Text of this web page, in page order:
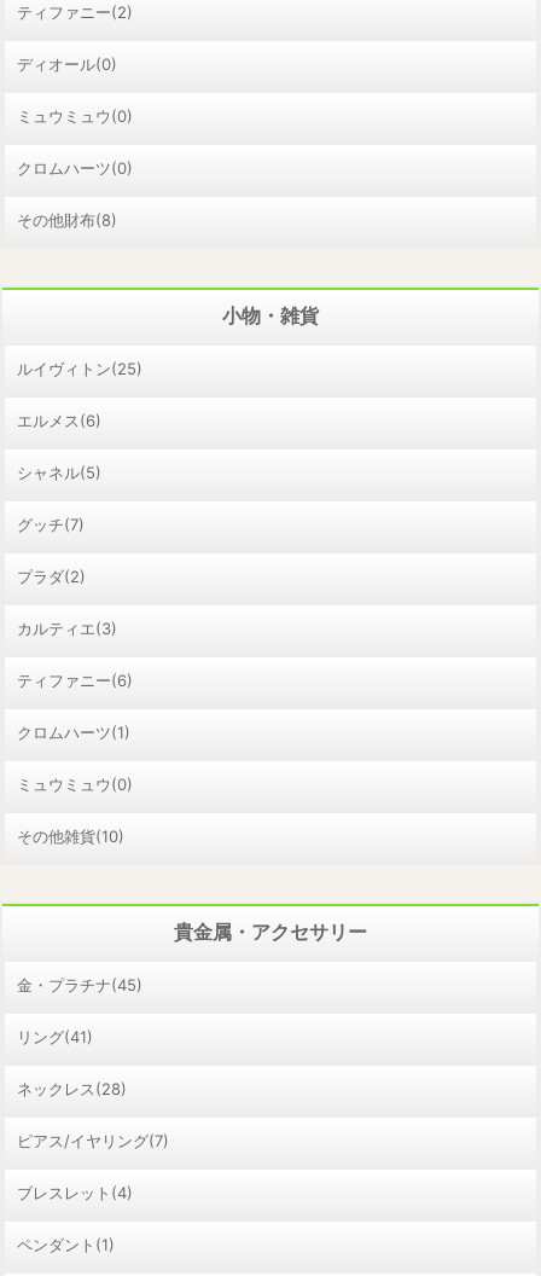
ティファニー(2)
ディオール(0)
ミュウミュウ(0)
クロムハーツ(0)
その他財布(8)
小物・雑貨
ルイヴィトン(25)
エルメス(6)
シャネル(5)
グッチ(7)
プラダ(2)
カルティエ(3)
ティファニー(6)
クロムハーツ(1)
ミュウミュウ(0)
その他雑貨(10)
貴金属・アクセサリー
金・プラチナ(45)
リング(41)
ネックレス(28)
ピアス/イヤリング(7)
ブレスレット(4)
ペンダント(1)